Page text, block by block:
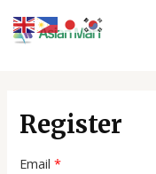
Register
Email*